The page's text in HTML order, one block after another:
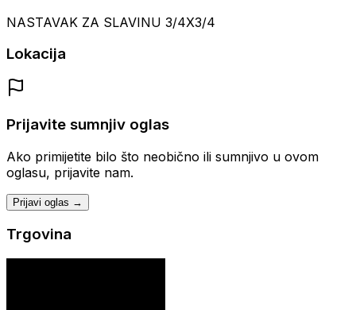
NASTAVAK ZA SLAVINU 3/4X3/4
Lokacija
Prijavite sumnjiv oglas
Ako primijetite bilo što neobično ili sumnjivo u ovom
oglasu, prijavite nam.
Prijavi oglas →
Trgovina